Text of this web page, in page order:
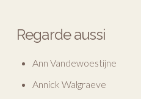
Regarde aussi
Ann Vandewoestijne
Annick Walgraeve